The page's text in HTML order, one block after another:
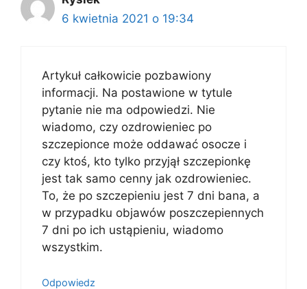
6 kwietnia 2021 o 19:34
Artykuł całkowicie pozbawiony
informacji. Na postawione w tytule
pytanie nie ma odpowiedzi. Nie
wiadomo, czy ozdrowieniec po
szczepionce może oddawać osocze i
czy ktoś, kto tylko przyjął szczepionkę
jest tak samo cenny jak ozdrowieniec.
To, że po szczepieniu jest 7 dni bana, a
w przypadku objawów poszczepiennych
7 dni po ich ustąpieniu, wiadomo
wszystkim.
Odpowiedz